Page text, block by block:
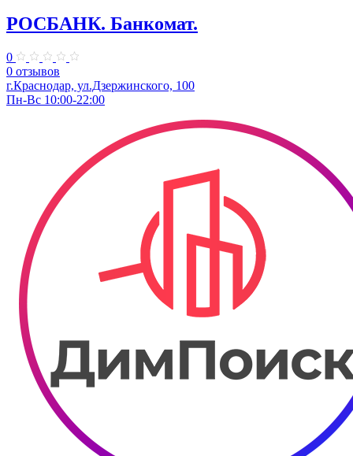
РОСБАНК. Банкомат.
0
0 отзывов
г.Краснодар, ул.Дзержинского, 100
Пн-Вс 10:00-22:00